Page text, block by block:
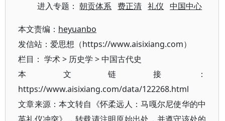
进入专题：朝贡体系 费正清 礼仪 中国中心
本文责编： heyuanbo
发信站：爱思想（https://www.aisixiang.com）
栏目： 学术> 历史学 >中国古代史
本文链接：
https://www.aisixiang.com/data/122268.html
文章来源：本文转自《怀柔远人：马嘎尔尼使华的中